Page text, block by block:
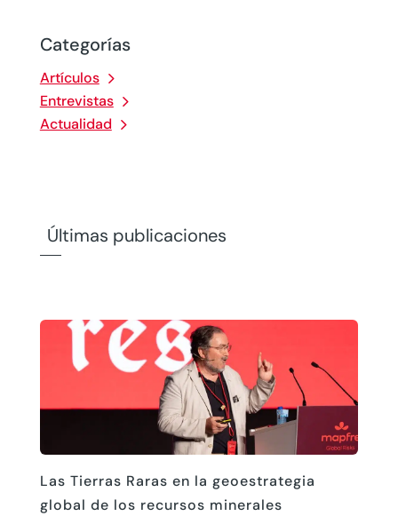
Categorías
Artículos
Entrevistas
Actualidad
Últimas publicaciones
Las Tierras Raras en la geoestrategia
global de los recursos minerales